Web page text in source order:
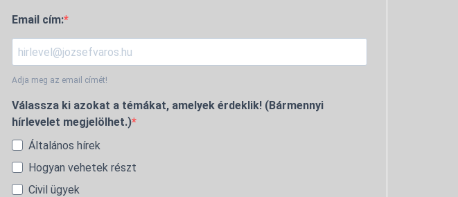
Email cím:
Adja meg az email címét!
Válassza ki azokat a témákat, amelyek érdeklik! (Bármennyi
hírlevelet megjelölhet.)
Általános hírek
Hogyan vehetek részt
Civil ügyek